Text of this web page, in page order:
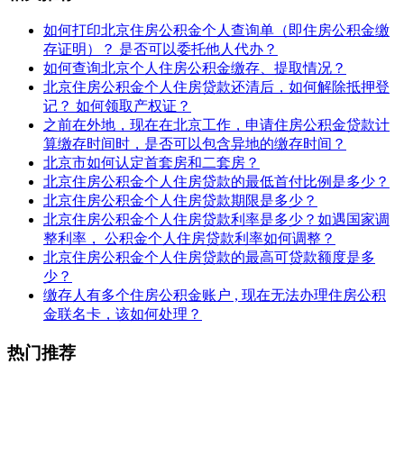
如何打印北京住房公积金个人查询单（即住房公积金缴
存证明）？ 是否可以委托他人代办？
如何查询北京个人住房公积金缴存、提取情况？
北京住房公积金个人住房贷款还清后，如何解除抵押登
记？ 如何领取产权证？
之前在外地，现在在北京工作，申请住房公积金贷款计
算缴存时间时，是否可以包含异地的缴存时间？
北京市如何认定首套房和二套房？
北京住房公积金个人住房贷款的最低首付比例是多少？
北京住房公积金个人住房贷款期限是多少？
北京住房公积金个人住房贷款利率是多少？如遇国家调
整利率， 公积金个人住房贷款利率如何调整？
北京住房公积金个人住房贷款的最高可贷款额度是多
少？
缴存人有多个住房公积金账户 , 现在无法办理住房公积
金联名卡，该如何处理？
热门推荐